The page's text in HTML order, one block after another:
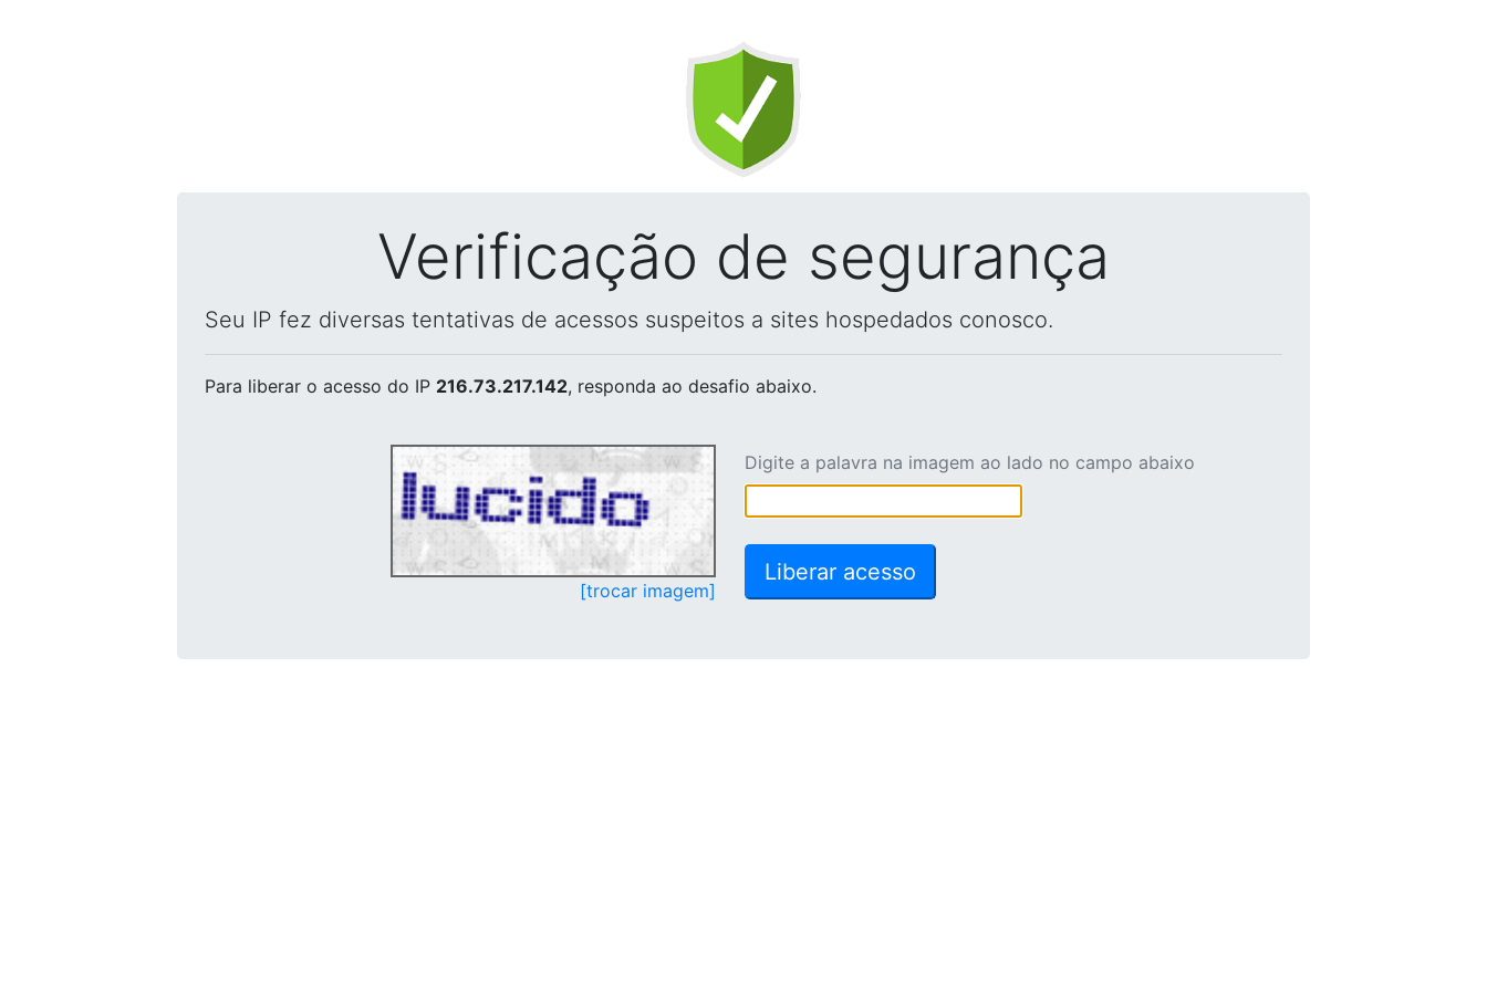
Verificação de segurança
Seu IP fez diversas tentativas de acessos suspeitos a sites hospedados conosco.
Para liberar o acesso do IP 216.73.217.142, responda ao desafio abaixo.
[trocar imagem]
Digite a palavra na imagem ao lado no campo abaixo